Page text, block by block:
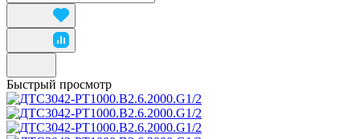
Быстрый просмотр